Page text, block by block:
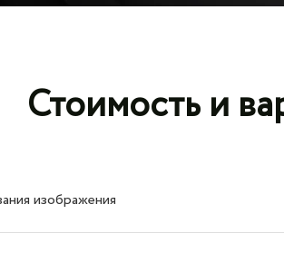
Стоимость и
изображения